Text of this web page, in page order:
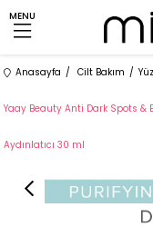
MENU
Anasayfa Cilt Bakım
Yaay Beauty Anti Dark Spots
Aydınlatıcı 30 ml